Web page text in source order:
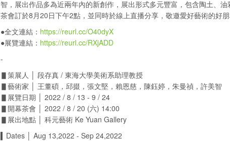
智，展出作品多為近兩年內的新創作，展出形式多元豐富，包含陶土、
茶會訂於8月20日下午2點，並同時於線上直播分享，敬邀愛好藝術的好朋
●全文連結： https://reurl.cc/O40dyX
●展覽連結： https://reurl.cc/RXjADD
-
▋策展人 │ 段存真 / 東海大學美術系助理教授
▋藝術家 │ 王董碩，邱掇，張文堅，賴恩慈，陳鈺婷，朱曼禎，許美智
▋展覽日期 │ 2022 / 8 / 13 - 9 / 24
▋開幕茶會 │ 2022 / 8 / 20 (六) 14:00
▋展出地點 │ 科元藝術 Ke Yuan Gallery
▍Dates │ Aug 13,2022 - Sep 24,2022